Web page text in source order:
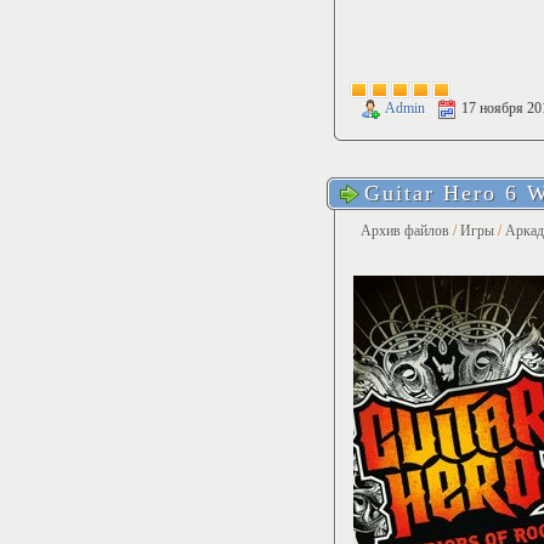
Admin 17 ноября
Guitar Hero 6
Архив файлов /Игры /